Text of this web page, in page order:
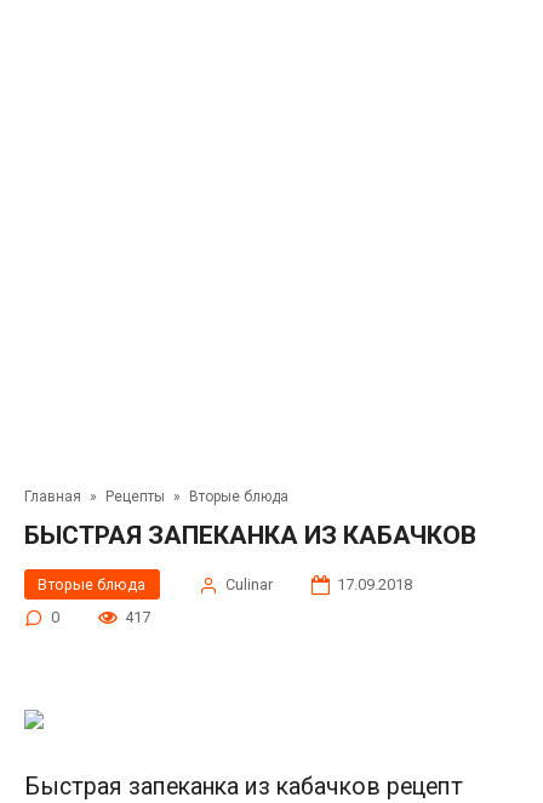
Главная » Рецепты » Вторые блюда
БЫСТРАЯ ЗАПЕКАНКА ИЗ КАБАЧКОВ
Вторые блюда Сulinar
17.09.2018
0
417
Быстрая запеканка из кабачков рецепт